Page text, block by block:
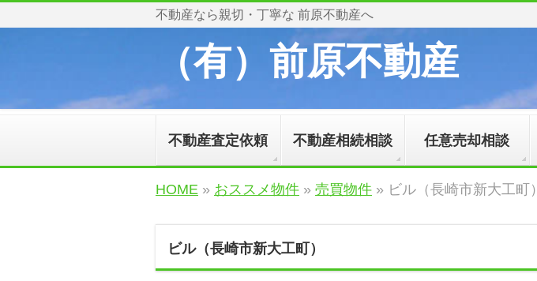
不動産なら親切・丁寧な 前原不動産へ
（有）前原不動産
不動産査定依頼 不動産相続相談 任意売却相談
HOME » おススメ物件 » 売買物件 » ビル（長崎市新大工町）
ビル（長崎市新大工町）